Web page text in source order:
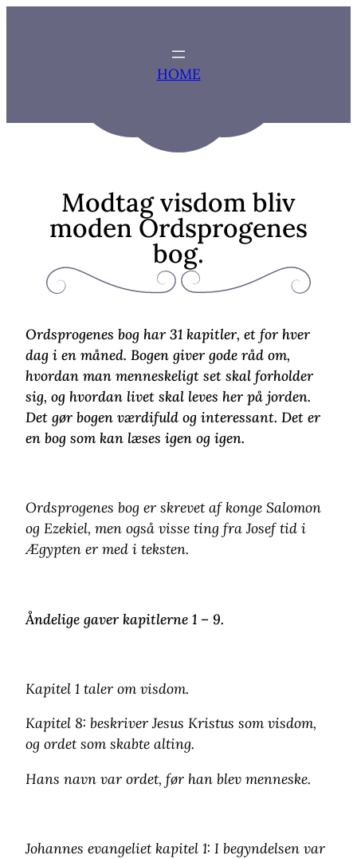
HOME
Modtag visdom bliv
moden Ordsprogenes
bog.
Ordsprogenes bog har 31 kapitler, et for hver
dag i en måned. Bogen giver gode råd om,
hvordan man menneskeligt set skal forholder
sig, og hvordan livet skal leves her på jorden.
Det gør bogen værdifuld og interessant. Det er
en bog som kan læses igen og igen.
Ordsprogenes bog er skrevet af konge Salomon
og Ezekiel, men også visse ting fra Josef tid i
Ægypten er med i teksten.
Åndelige gaver kapitlerne 1 – 9.
Kapitel 1 taler om visdom.
Kapitel 8: beskriver Jesus Kristus som visdom,
og ordet som skabte alting.
Hans navn var ordet, før han blev menneske.
Johannes evangeliet kapitel 1: I begyndelsen var